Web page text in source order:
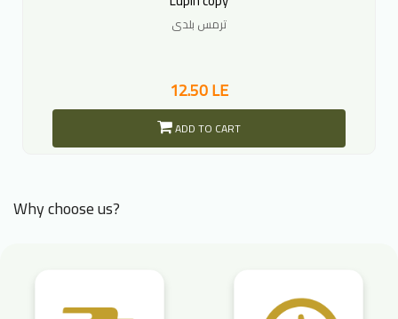
ترمس بلدى
12.50 LE
ADD TO CART
Why choose us?